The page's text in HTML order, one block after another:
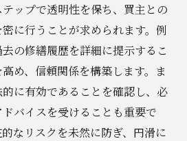
ップで透明性を保ち、買主との
に行うことが求められます。例
の修繕履歴を詳細に提示するこ
め、信頼関係を構築します。ま
に有効であることを確認し、必
バイスを受けることも重要で
なリスクを未然に防ぎ、円滑に